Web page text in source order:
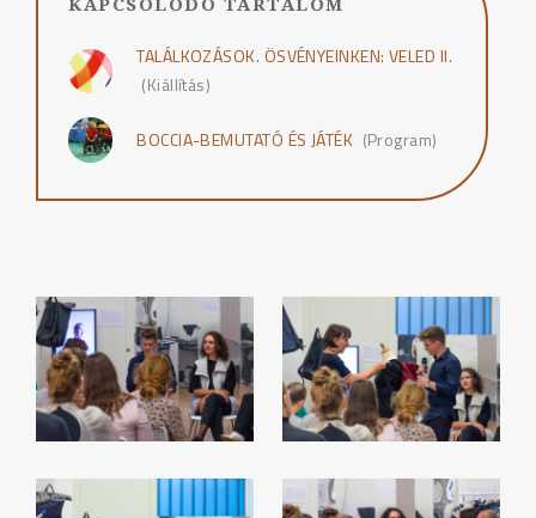
TALÁLKOZÁSOK. ÖSVÉNYEINKEN: VELED II.
(Kiállítás)
BOCCIA-BEMUTATÓ ÉS JÁTÉK (Program)